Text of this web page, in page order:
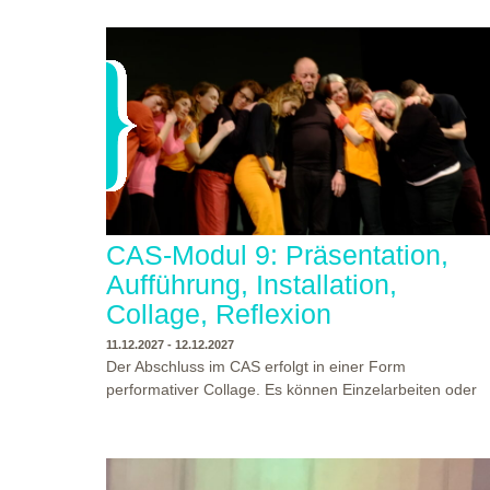
danken allen Studierenden und Dozenten für die
Abschlusspräsentationen!
CAS-Modul 9: Präsentation,
Aufführung, Installation,
Collage, Reflexion
11.12.2027 - 12.12.2027
Der Abschluss im CAS erfolgt in einer Form
performativer Collage. Es können Einzelarbeiten oder
Ergebnisse Prozesse und Formate aus dem